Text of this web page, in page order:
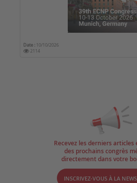
Date : 10/10/2026
2114
Recevez les derniers articles
des prochains congrès
directement dans votre
INSCRIVEZ-VOUS À LA